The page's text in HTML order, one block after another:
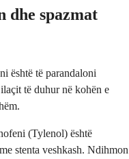
dhe spazmat
është të parandaloni
të duhur në kohën e
(Tylenol) është
stenta veshkash. Ndihmon